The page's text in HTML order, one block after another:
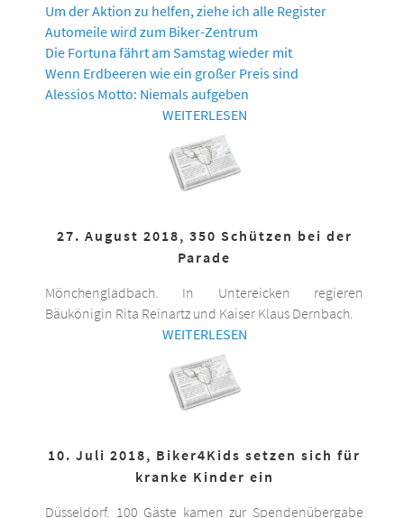
Um der Aktion zu helfen, ziehe ich alle Register
Automeile wird zum Biker-Zentrum
Die Fortuna fährt am Samstag wieder mit
Wenn Erdbeeren wie ein großer Preis sind
Alessios Motto: Niemals aufgeben
WEITERLESEN
27. August 2018, 350 Schützen bei der
Parade
Mönchengladbach. In Untereicken regieren
Bäukönigin Rita Reinartz und Kaiser Klaus Dernbach.
WEITERLESEN
10. Juli 2018, Biker4Kids setzen sich für
kranke Kinder ein
Düsseldorf. 100 Gäste kamen zur Spendenübergabe